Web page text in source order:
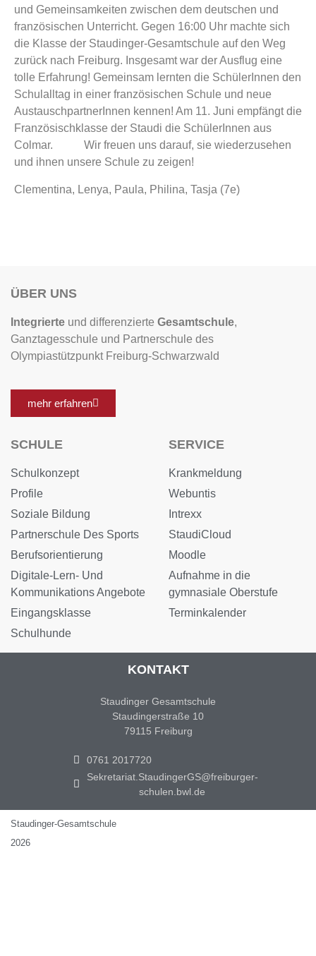
und Gemeinsamkeiten zwischen dem deutschen und
französischen Unterricht. Gegen 16:00 Uhr machte sich
die Klasse der Staudinger-Gesamtschule auf den Weg
zurück nach Freiburg. Insgesamt war der Ausflug eine
tolle Erfahrung! Gemeinsam lernten die SchülerInnen den
Schulalltag in einer französischen Schule und neue
AustauschpartnerInnen kennen! Am 11. Juni empfängt die
Französischklasse der Staudi die SchülerInnen aus
Colmar. Wir freuen uns darauf, sie wiederzusehen
und ihnen unsere Schule zu zeigen!
Clementina, Lenya, Paula, Philina, Tasja (7e)
ÜBER UNS
Integrierte und differenzierte Gesamtschule,
Ganztagesschule und Partnerschule des
Olympiastützpunkt Freiburg-Schwarzwald
mehr erfahren
SCHULE
Schulkonzept
Profile
Soziale Bildung
Partnerschule Des Sports
Berufsorientierung
Digitale-Lern- Und
Kommunikations Angebote
Eingangsklasse
Schulhunde
SERVICE
Krankmeldung
Webuntis
Intrexx
StaudiCloud
Moodle
Aufnahme in die
gymnasiale Oberstufe
Terminkalender
KONTAKT
Staudinger Gesamtschule
Staudingerstraße 10
79115 Freiburg
0761 2017720
Sekretariat.StaudingerGS@freiburger-
schulen.bwl.de
Staudinger-Gesamtschule
2026